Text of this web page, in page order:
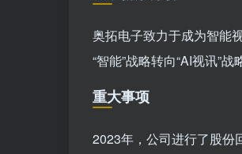
奥拓电子致力于成为智能
“智能”战略转向“AI视讯”
重大事项
2023年，公司进行了股份